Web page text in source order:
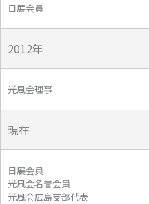
日展会員
2012年
光風会理事
現在
日展会員
光風会名誉会員
光風会広島支部代表